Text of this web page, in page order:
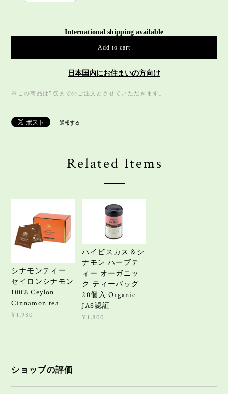
International shipping available
Add to cart
日本国内にお住まいの方向け
※この商品は5点までのご注文とさせていただきます。
通報する
Related Items
シナモンティー
セイロンシナモン
100% Ceylon
Cinnamon tea
¥1,980
ハイビスカス＆シ
ナモン ハーブテ
ィー オーガニッ
ク ティーバッグ
20個入 Organic
JAS認証
¥1,800
ショップの評価